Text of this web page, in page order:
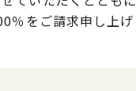
％をご請求申し上げ